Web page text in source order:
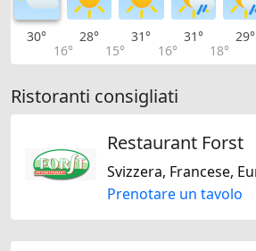
30°
16°
28°
15°
31°
16°
31°
18°
29°
Ristoranti consigliati
Restaurant Forst
Prenotare un tavolo